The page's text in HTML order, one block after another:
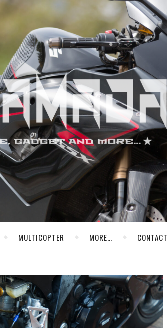
MULTICOPTER MORE… CONTACT